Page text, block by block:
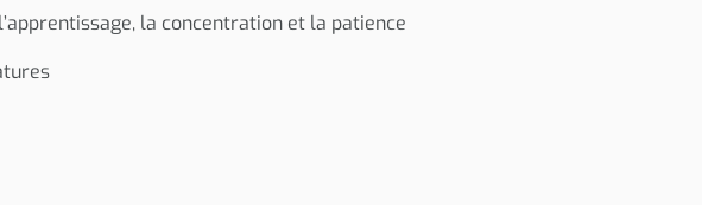
la concentration et la patience